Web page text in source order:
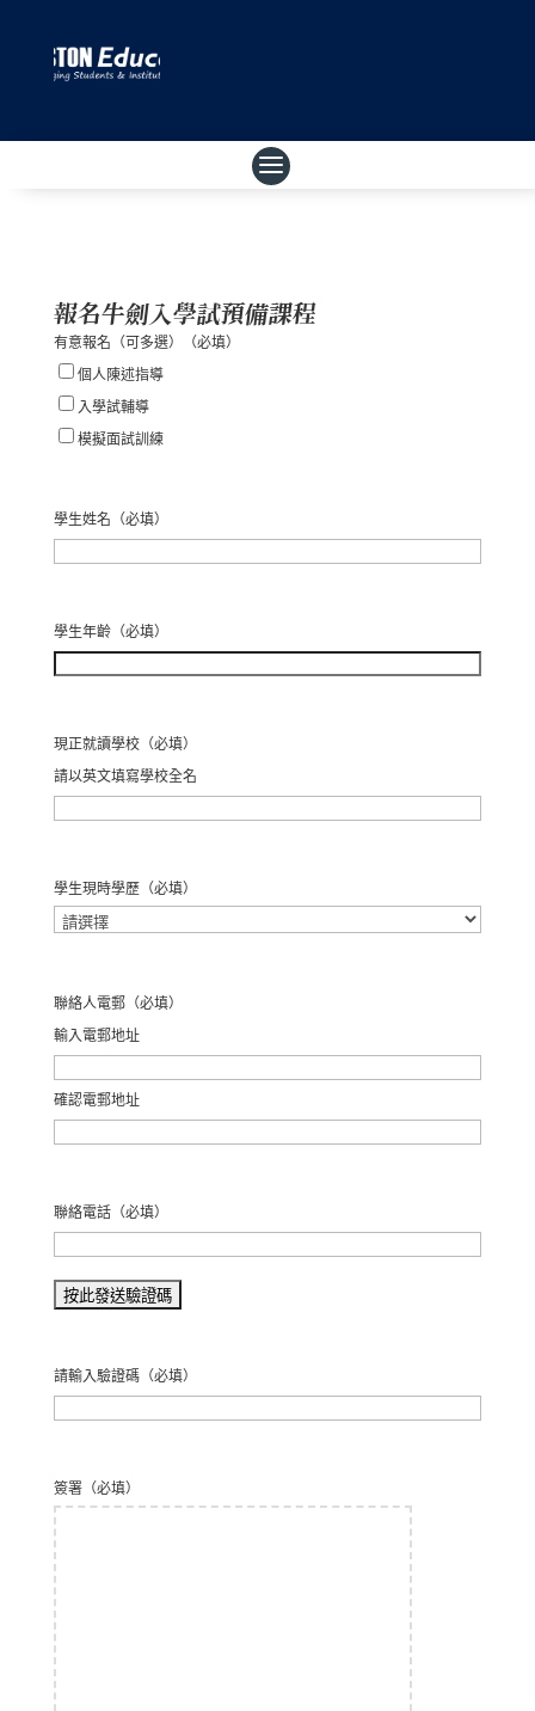
報名牛劍入學試預備課程
有意報名（可多選）
（必填）
個人陳述指導
入學試輔導
模擬面試訓練
學生姓名 （必填）
學生年齡（必填）
現正就讀學校（必填）
請以英文填寫學校全名
學生現時學歷（必填）
聯絡人電郵（必填）
輸入電郵地址
確認電郵地址
聯絡電話（必填）
請輸入驗證碼（必填）
簽署（必填）